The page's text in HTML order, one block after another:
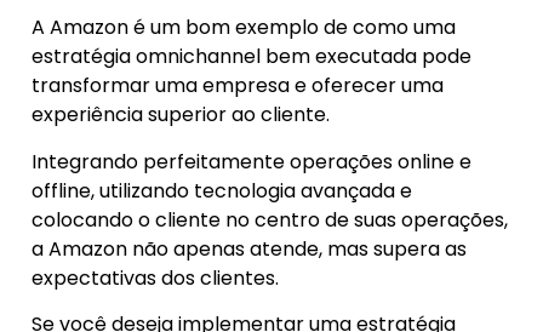
A Amazon é um bom exemplo de como uma
estratégia omnichannel bem executada pode
transformar uma empresa e oferecer uma
experiência superior ao cliente.
Integrando perfeitamente operações online e
offline, utilizando tecnologia avançada e
colocando o cliente no centro de suas operações,
a Amazon não apenas atende, mas supera as
expectativas dos clientes.
Se você deseja implementar uma estratégia